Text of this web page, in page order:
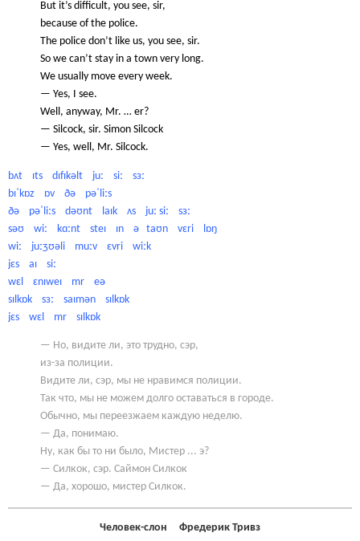
But it’s difficult, you see, sir,
because of the police.
The police don’t like us, you see, sir.
So we can’t stay in a town very long.
We usually move every week.
— Yes, I see.
Well, anyway, Mr. … er?
— Silcock, sir. Simon Silcock
— Yes, well, Mr. Silcock.
bʌt ɪts dɪfɪkəlt juː siː sɜː
bɪˈkɒz ɒv ðə pəˈliːs
ðə pəˈliːs dəʊnt laɪk ʌs juː siː sɜː
səʊ wiː kɑːnt steɪ ɪn ə taʊn vɛri lɒŋ
wiː juːʒʊəli muːv ɛvri wiːk
jɛs aɪ siː
wɛl ɛnɪweɪ mr eə
sɪlkɒk sɜː saɪmən sɪlkɒk
jɛs wɛl mr sɪlkɒk
— Но, видите ли, это трудно, сэр,
из-за полиции.
Видите ли, сэр, мы не нравимся полиции.
Так что, мы не можем долго оставаться в городе.
Обычно, мы переезжаем каждую неделю.
— Да, понимаю.
Ну, как бы то ни было, Мистер ... э?
— Силкок, сэр. Саймон Силкок
— Да, хорошо, мистер Силкок.
Человек-слон Фредерик Тривз